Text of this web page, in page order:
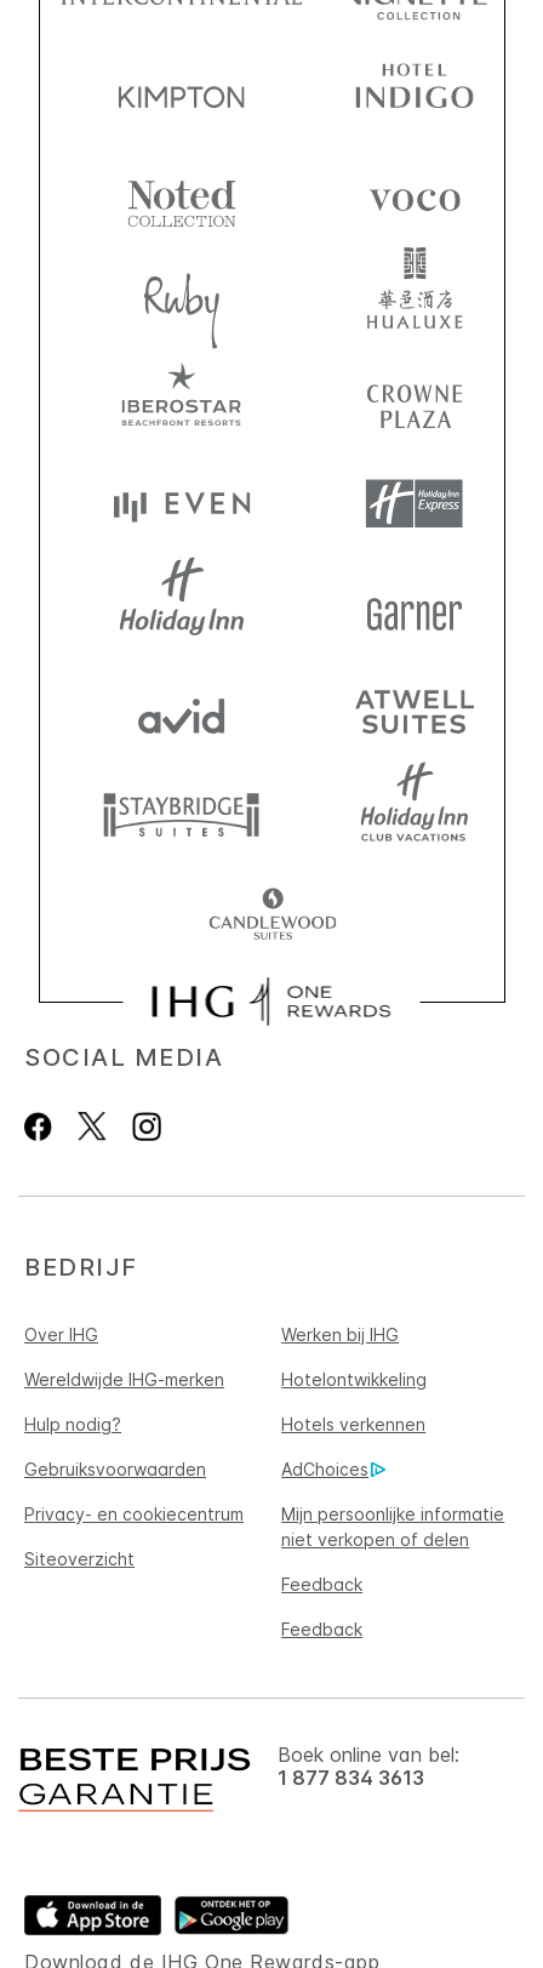
SOCIAL MEDIA
BEDRIJF
Over IHG Werken bij IHG
Wereldwijde IHG-merken Hotelontwikkeling
Hulp nodig? Hotels verkennen
Gebruiksvoorwaarden AdChoices
Privacy- en cookiecentrum
Mijn persoonlijke informatie
niet verkopen of delen
Siteoverzicht
Feedback
Feedback
Boek online van bel:
1 877 834 3613
Download de IHG One Rewards-app